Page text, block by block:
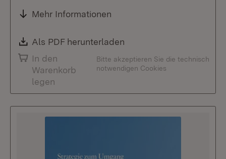
Mehr Informationen
Download:
Als PDF herunterladen
In den
Warenkorb
legen
Bitte akzeptieren Sie die technisch
notwendigen Cookies